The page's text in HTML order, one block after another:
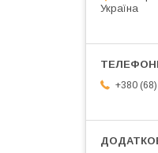
Україна
+380